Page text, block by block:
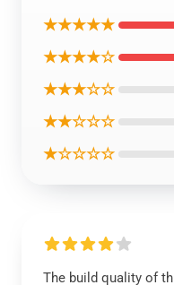
★★★★★
★★★★☆
★★★☆☆
★★☆☆☆
★☆☆☆☆
The build quality of